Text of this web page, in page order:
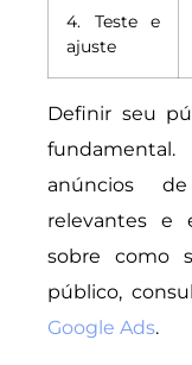
4. Teste e
ajuste
Definir seu
anúncios
relevantes e
sobre como
público,
Google Ads.